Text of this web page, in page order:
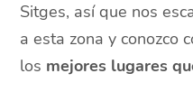
Sitges, así que nos
a esta zona y conozco
los mejores lugares